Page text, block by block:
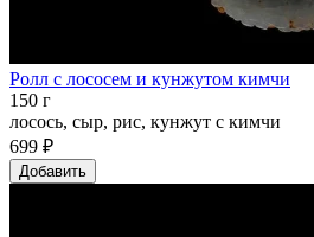
Ролл с лососем и кунжутом кимчи
150 г
лосось, сыр, рис, кунжут с кимчи
699 ₽
Добавить